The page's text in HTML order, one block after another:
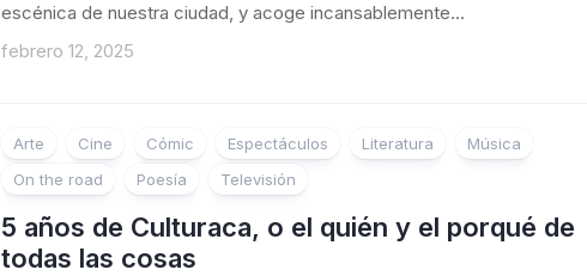
escénica de nuestra ciudad, y acoge incansablemente...
febrero 12, 2025
Arte Cine Cómic Espectáculos Literatura
Música
On the road
Poesía Televisión
5 años de Culturaca, o el quién y el porqué de
todas las cosas